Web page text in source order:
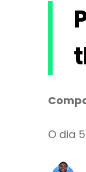
O dia